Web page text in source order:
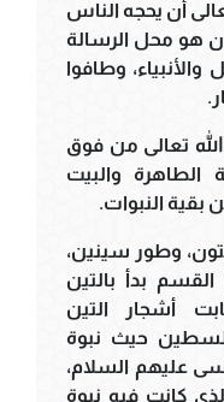
أن يحجه الناس
هو محل الرسالة
والأنبياء، وطافوا
الله تعالى من فوق
والبيت
بقية النبوات.
وطور سينين،
القسم بدأ بالتين
أشجار التين
حيث نبوة
عليهم السلام،
كانت فيه نبوة